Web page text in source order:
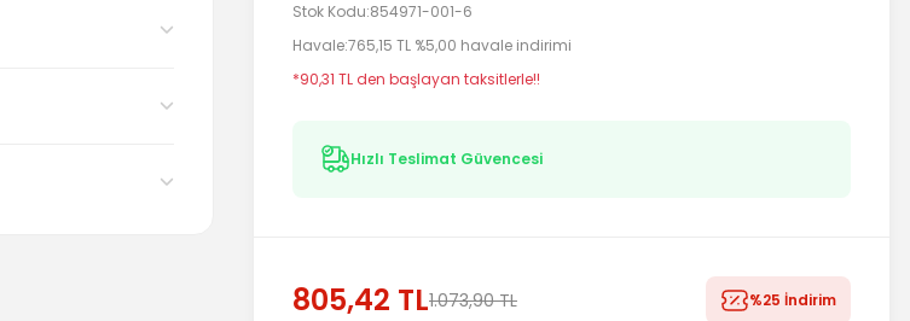
Stok Kodu 854971-001-6
Havale765,15 TL %5,00 havale indirimi
*90,31 TL den başlayan taksitlerle!!
Hızlı Teslimat Güvencesi
805,42 TL1.073,90 TL %25 İndirim